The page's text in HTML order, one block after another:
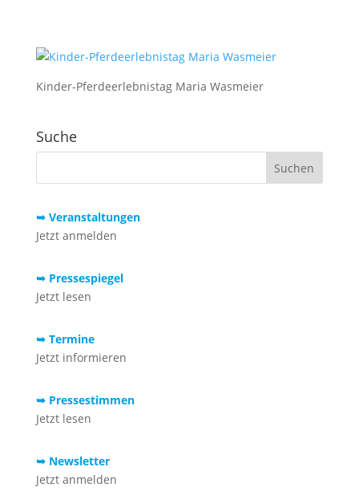
Kinder-Pferdeerlebnistag Maria Wasmeier
Suche
➥ Veranstaltungen
Jetzt anmelden
➥ Pressespiegel
Jetzt lesen
➥ Termine
Jetzt informieren
➥ Pressestimmen
Jetzt lesen
➥ Newsletter
Jetzt anmelden